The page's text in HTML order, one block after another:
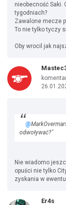
nieobecność Saki.
tygodniach?
Zawalone mecze
To nie tylko tyczy
Oby wrocil jak
@
odwoływać?"
Nie wiadomo
opuści nie tylko
zyskania w
Er4s